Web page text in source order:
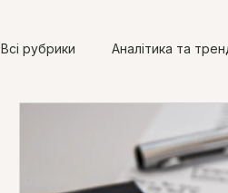
Всі рубрики Аналітика та